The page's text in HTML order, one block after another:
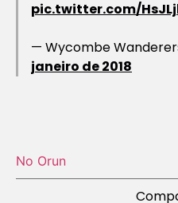
pic.twitter.com/
— Wycombe
janeiro de 2018
No Orun